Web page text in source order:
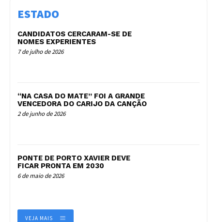
ESTADO
CANDIDATOS CERCARAM-SE DE
NOMES EXPERIENTES
7 de julho de 2026
“NA CASA DO MATE” FOI A GRANDE
VENCEDORA DO CARIJO DA CANÇÃO
2 de junho de 2026
PONTE DE PORTO XAVIER DEVE
FICAR PRONTA EM 2030
6 de maio de 2026
VEJA MAIS